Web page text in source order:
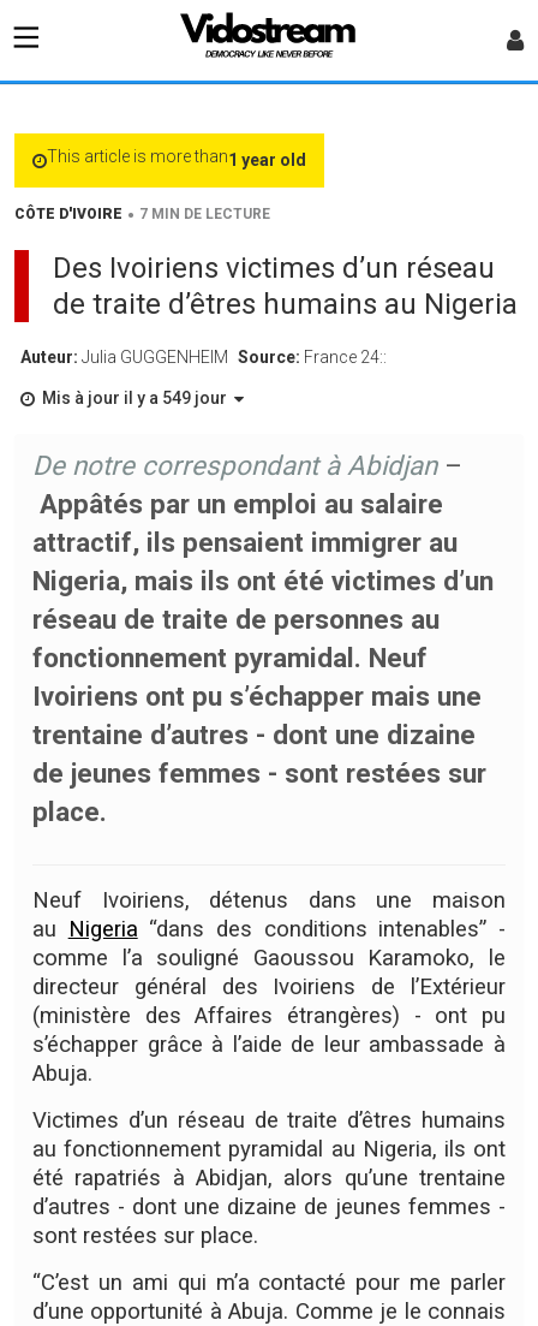
This article is more than1 year old
CÔTE D'IVOIRE • 7 MIN DE LECTURE
Des Ivoiriens victimes d’un réseau
de traite d’êtres humains au Nigeria
Auteur: Julia GUGGENHEIM Source: France 24::
Mis à jour il y a 549 jour
De notre correspondant à Abidjan –
Appâtés par un emploi au salaire
attractif, ils pensaient immigrer au
Nigeria, mais ils ont été victimes d’un
réseau de traite de personnes au
fonctionnement pyramidal. Neuf
Ivoiriens ont pu s’échapper mais une
trentaine d’autres - dont une dizaine
de jeunes femmes - sont restées sur
place.
Neuf Ivoiriens, détenus dans une maison
au Nigeria “dans des conditions intenables” -
comme l’a souligné Gaoussou Karamoko, le
directeur général des Ivoiriens de l’Extérieur
(ministère des Affaires étrangères) - ont pu
s’échapper grâce à l’aide de leur ambassade à
Abuja.
Victimes d’un réseau de traite d’êtres humains
au fonctionnement pyramidal au Nigeria, ils ont
été rapatriés à Abidjan, alors qu’une trentaine
d’autres - dont une dizaine de jeunes femmes -
sont restées sur place.
“C’est un ami qui m’a contacté pour me parler
d’une opportunité à Abuja. Comme je le connais